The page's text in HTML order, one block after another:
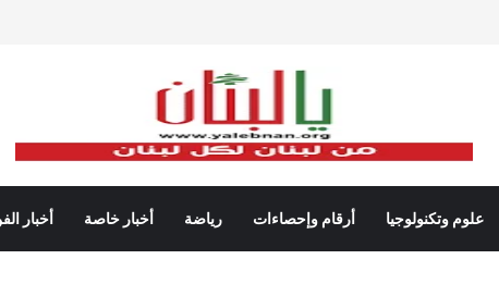
علوم وتكنولوجيا أرقام وإحصاءات رياضة أخبار خاصة أخبار